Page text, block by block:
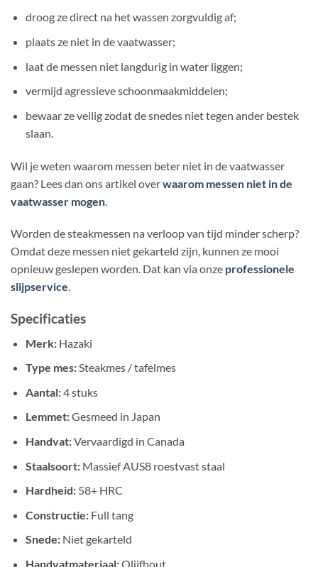
droog ze direct na het wassen zorgvuldig af;
plaats ze niet in de vaatwasser;
laat de messen niet langdurig in water liggen;
vermijd agressieve schoonmaakmiddelen;
bewaar ze veilig zodat de snedes niet tegen ander bestek
slaan.
Wil je weten waarom messen beter niet in de vaatwasser
gaan? Lees dan ons artikel overwaarom messen niet in de
vaatwasser mogen
Worden de steakmessen na verloop van tijd minder scherp?
Omdat deze messen niet gekarteld zijn, kunnen ze mooi
opnieuw geslepen worden. Dat kan via onze professionele
slijpservice.
Specificaties
Merk:Hazaki
Type mes:Steakmes / tafelmes
Aantal:4 stuks
Lemmet:Gesmeed in Japan
Handvat:Vervaardigd in Canada
Staalsoort:Massief AUS8 roestvast staal
Hardheid:58+ HRC
Constructie:Full tang
Snede:Niet gekarteld
Handvatmateriaal:Olijfhout